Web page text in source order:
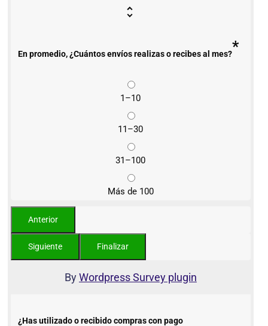
En promedio, ¿Cuántos envíos realizas o recibes al mes?*
1–10
11–30
31–100
Más de 100
ByWordpress Survey plugin
¿Has utilizado o recibido compras con pago